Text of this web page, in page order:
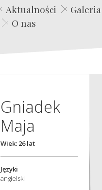
Edwin Film Agencja Aktorska
Aktualności
Galeria
O nas
Gniadek
Maja
Wiek: 26 lat
Języki
angielski